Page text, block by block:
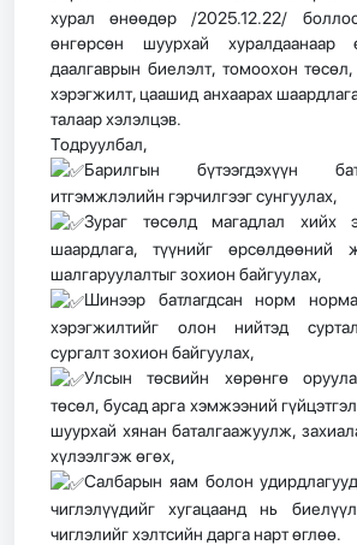
хурал өнөөдөр /2025.12.22/
өнгөрсөн шуурхай хуралдаанаар
даалгаврын биелэлт, томоохон
хэрэгжилт, цаашид анхаарах
талаар хэлэлцэв.
Тодруулбал,
Барилгын бүтээгдэхүүн
итгэмжлэлийн гэрчилгээг сунгуулах,
Зураг төсөлд магадлал хийх
шаардлага, түүнийг өрсөлдөөний
шалгаруулалтыг зохион байгуулах,
Шинээр батлагдсан норм
хэрэгжилтийг олон нийтэд
сургалт зохион байгуулах,
Улсын төсвийн хөрөнгө
төсөл, бусад арга хэмжээний
шуурхай хянан баталгаажуулж,
хүлээлгэж өгөх,
Салбарын яам болон
чиглэлүүдийг хугацаанд нь
чиглэлийг хэлтсийн дарга нарт өглөө.